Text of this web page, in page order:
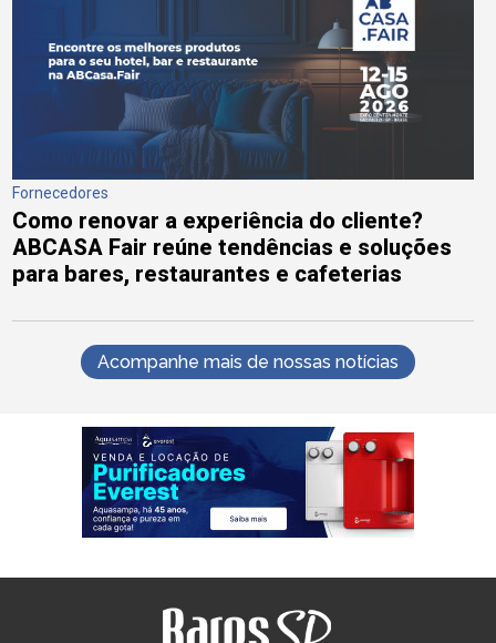
Fornecedores
Como renovar a experiência do cliente?
ABCASA Fair reúne tendências e soluções
para bares, restaurantes e cafeterias
Acompanhe mais de nossas notícias